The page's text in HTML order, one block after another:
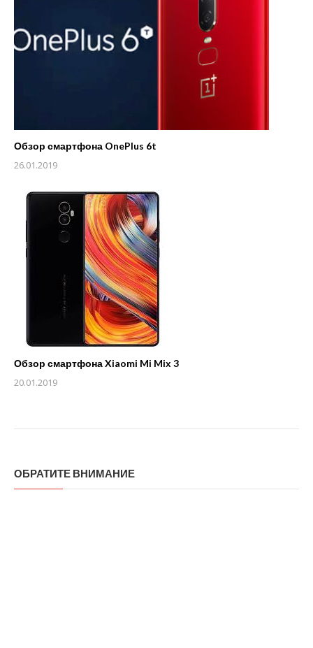
Обзор смартфона OnePlus 6t
26.01.2019
Обзор смартфона Xiaomi Mi Mix 3
20.01.2019
ОБРАТИТЕ ВНИМАНИЕ